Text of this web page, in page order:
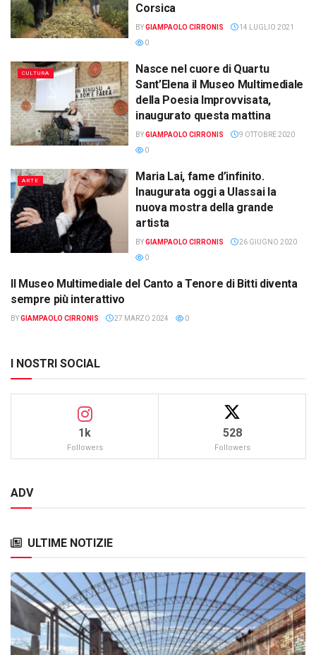
Corsica
BYGIAMPAOLO CIRRONIS
14 LUGLIO 2021
0
CULTURA
Nasce nel cuore di Quartu
Sant’Elena il Museo Multimediale
della Poesia Improvvisata,
inaugurato questa mattina
BYGIAMPAOLO CIRRONIS
9 OTTOBRE 2020
0
ARTE
Maria Lai, fame d’infinito.
Inaugurata oggi a Ulassai la
nuova mostra della grande
artista
BYGIAMPAOLO CIRRONIS
26 GIUGNO 2020
0
ATTUALITÀ
Il Museo Multimediale del Canto a Tenore di Bitti diventa
sempre più interattivo
BYGIAMPAOLO CIRRONIS 27 MARZO 2024 0
I NOSTRI SOCIAL
1k
Followers
528
Followers
ADV
ULTIME NOTIZIE